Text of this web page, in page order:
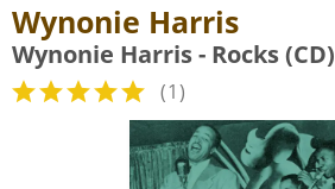
Wynonie Harris
Wynonie Harris - Rocks (CD)
(1)